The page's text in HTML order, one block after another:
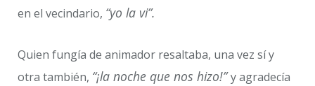
en el vecindario, “yo la vi”.
Quien fungía de animador resaltaba, una vez sí y
otra también, “¡la noche que nos hizo!”y agradecía